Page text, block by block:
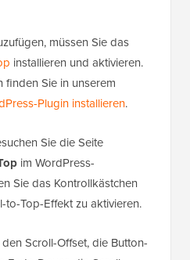
müssen Sie das
installieren und aktivieren.
finden Sie in unserem
Plugin installieren.
Sie die Seite
im WordPress-
Sie das Kontrollkästchen
to-Top-Effekt zu aktivieren.
Scroll-Offset, die Button-